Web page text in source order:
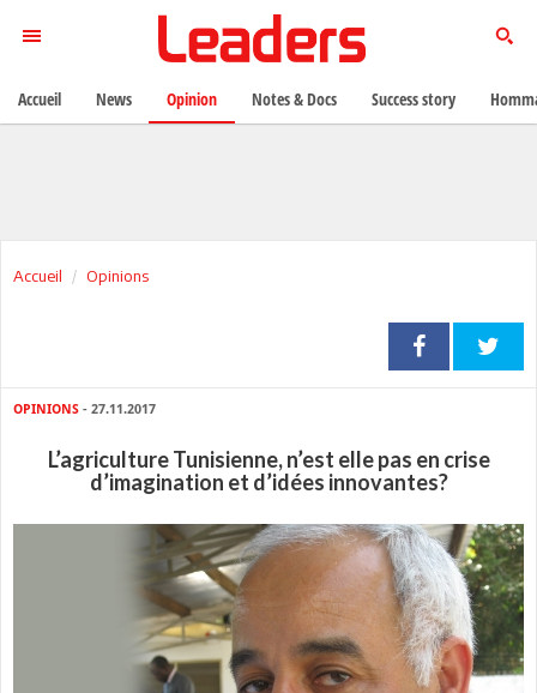
Accueil Opinions
OPINIONS - 27.11.2017
L’agriculture Tunisienne, n’est elle pas en crise
d’imagination et d’idées innovantes?
Accueil News Opinion Notes & Docs Success story